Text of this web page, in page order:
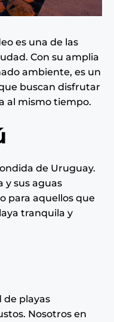
es una de las
Con su amplia
ambiente, es un
buscan disfrutar
al mismo tiempo.
de Uruguay.
y sus aguas
para aquellos que
tranquila y
de playas
Nosotros en